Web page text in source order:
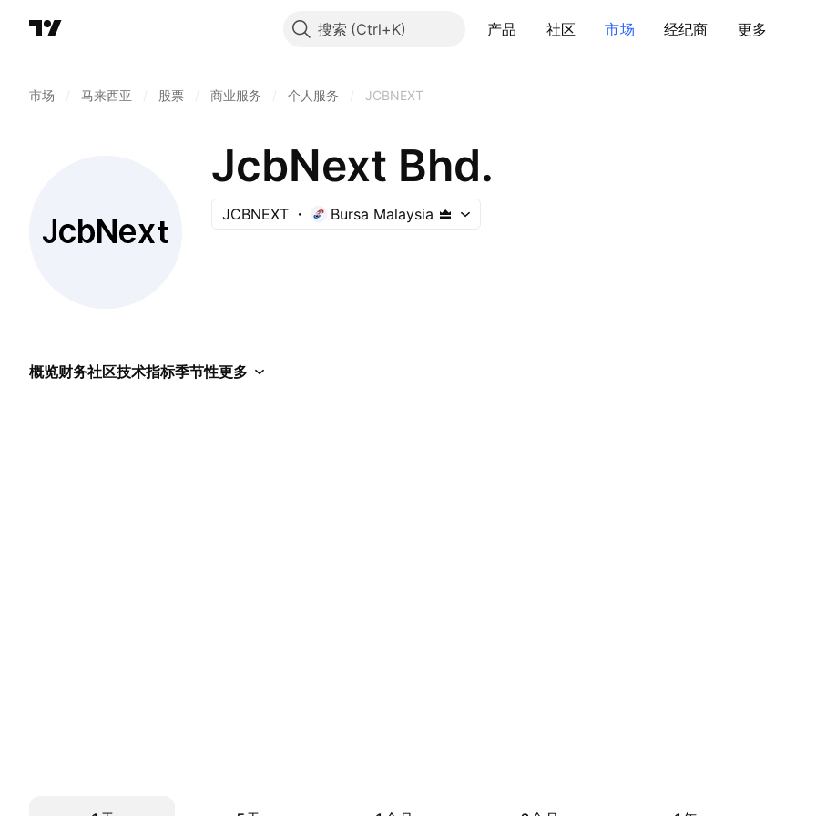
搜索 产品 社区 市场 经纪商 更多
市场 马来西亚 股票 商业服务 个人服务 JCBNEXT
JcbNext Bhd.
JCBNEXT Bursa Malaysia
概览财务社区技术指标季节性更多